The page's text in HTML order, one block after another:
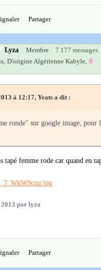
Partager
Lyza Membre
7 177 messages
D'origine Algérienne Kabyle,
à 12:17, Yeats a dit :
ronde" sur google image, pour
tapé femme rode car quand en
par lyza
Partager